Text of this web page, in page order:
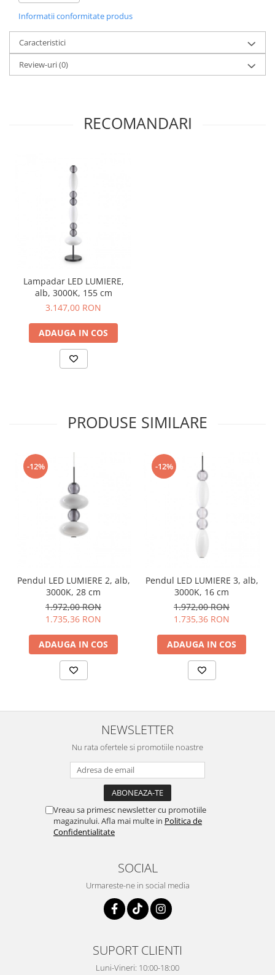
Un model care îmbină funcționalitatea cu rafinamentul
Informatii conformitate produs
Caracteristici
Review-uri(0)
RECOMANDARI
Lampadar LED LUMIERE,
alb, 3000K, 155 cm
3.147,00 RON
ADAUGA IN COS
PRODUSE SIMILARE
-12%
Pendul LED LUMIERE 2, alb,
3000K, 28 cm
1.972,00 RON
1.735,36 RON
ADAUGA IN COS
-12%
Pendul LED LUMIERE 3, alb,
3000K, 16 cm
1.972,00 RON
1.735,36 RON
ADAUGA IN COS
NEWSLETTER
Nu rata ofertele si promotiile noastre
Vreau sa primesc newsletter cu promotiile
magazinului. Afla mai multe in Politica de
Confidentialitate
SOCIAL
Urmareste-ne in social media
SUPORT CLIENTI
Luni-Vineri: 10:00-18:00